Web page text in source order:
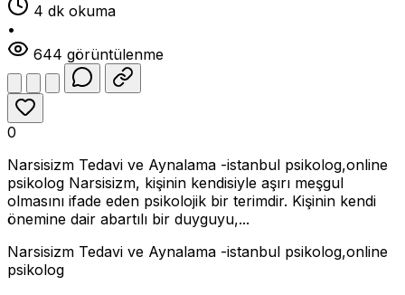
4 dk okuma
•
644 görüntülenme
0
Narsisizm Tedavi ve Aynalama -istanbul psikolog,online
psikolog Narsisizm, kişinin kendisiyle aşırı meşgul
olmasını ifade eden psikolojik bir terimdir. Kişinin kendi
önemine dair abartılı bir duyguyu,...
Narsisizm Tedavi ve Aynalama -istanbul psikolog,online
psikolog